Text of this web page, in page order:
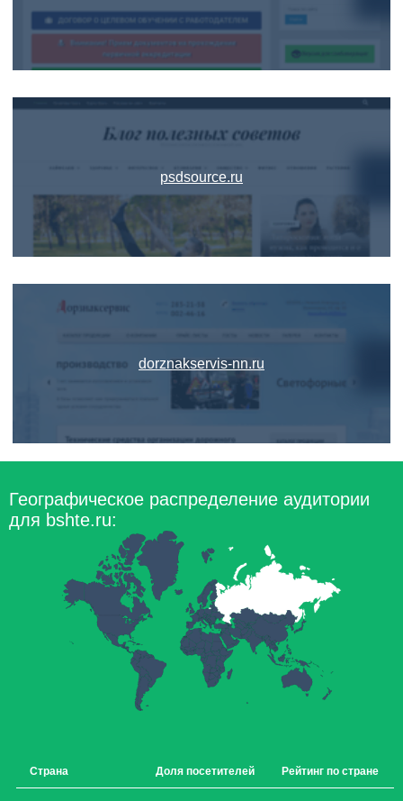
psdsource.ru
dorznakservis-nn.ru
Географическое распределение аудитории
для bshte.ru:
Страна Доля посетителей Рейтинг по стране